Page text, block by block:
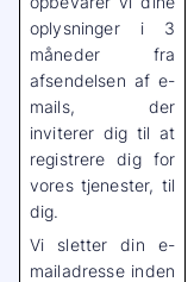
oplysninger i 3
måneder fra
afsendelsen af e-
mails, der
inviterer dig til at
registrere dig for
vores tjenester, til
dig.
Vi sletter din e-
mailadresse inden